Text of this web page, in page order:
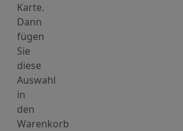
Karte.
Dann
fügen
Sie
diese
Auswahl
in
den
Warenkorb